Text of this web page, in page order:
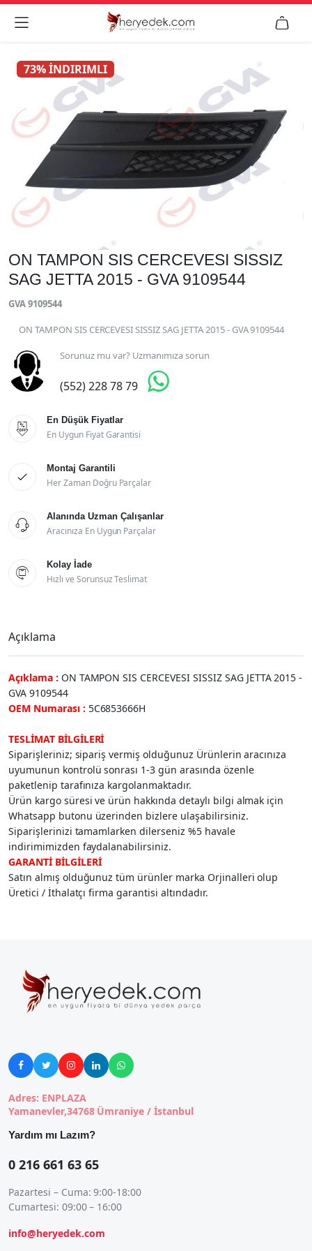
 
73% İNDIRIMLI
ON TAMPON SIS CERCEVESI SISSIZ
SAG JETTA 2015 - GVA 9109544
GVA 9109544
ON TAMPON SIS CERCEVESI SISSIZ SAG JETTA 2015 - GVA 9109544
Sorunuz mu var? Uzmanımıza sorun
(552) 228 78 79 

En Düşük Fiyatlar
En Uygun Fiyat Garantisi

Montaj Garantili
Her Zaman Doğru Parçalar

Alanında Uzman Çalışanlar
Aracınıza En Uygun Parçalar

Kolay İade
Hızlı ve Sorunsuz Teslimat
Açıklama
Açıklama : ON TAMPON SIS CERCEVESI SISSIZ SAG JETTA 2015 -
GVA 9109544
OEM Numarası : 5C6853666H
TESLİMAT BİLGİLERİ
Siparişleriniz; sipariş vermiş olduğunuz Ürünlerin aracınıza
uyumunun kontrolü sonrası 1-3 gün arasında özenle
paketlenip tarafınıza kargolanmaktadır.
Ürün kargo süresi ve ürün hakkında detaylı bilgi almak için
Whatsapp butonu üzerinden bizlere ulaşabilirsiniz.
Siparişlerinizi tamamlarken dilerseniz %5 havale
indirimimizden faydalanabilirsiniz.
GARANTİ BİLGİLERİ
Satın almış olduğunuz tüm ürünler marka Orjinalleri olup
Üretici / İthalatçı firma garantisi altındadır.
    
Adres: ENPLAZA
Yamanevler,34768 Ümraniye / İstanbul
Yardım mı Lazım?
0 216 661 63 65
Pazartesi – Cuma: 9:00-18:00
Cumartesi: 09:00 – 16:00
info@heryedek.com